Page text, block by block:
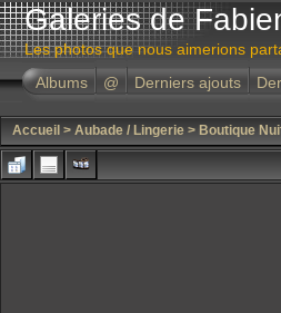
Galeries de
Les photos que nous aimerions
Albums
@ Derniers ajouts
Accueil > Aubade / Lingerie > Boutique